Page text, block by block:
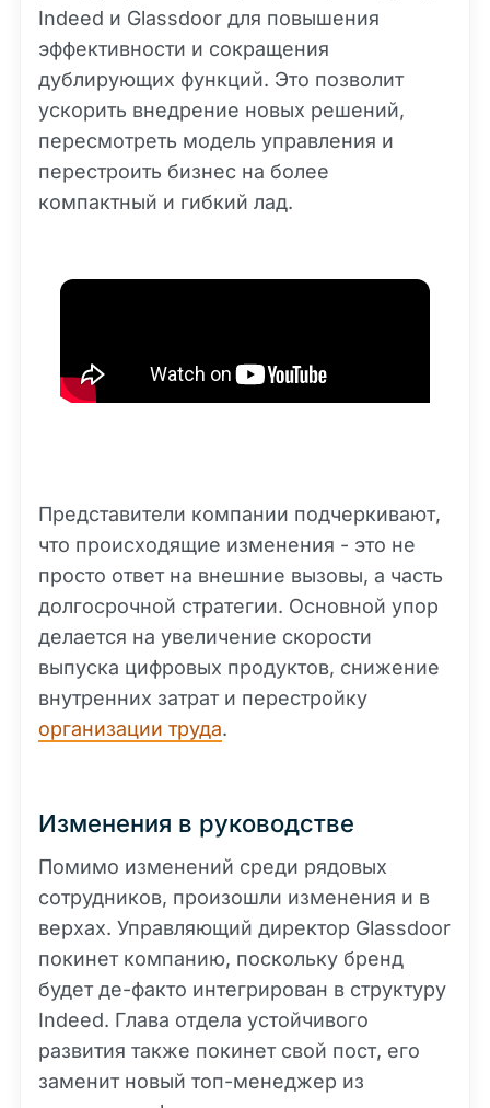
Indeed и Glassdoor для повышения
эффективности и сокращения
дублирующих функций. Это позволит
ускорить внедрение новых решений,
пересмотреть модель управления и
перестроить бизнес на более
компактный и гибкий лад.
Представители компании подчеркивают,
что происходящие изменения - это не
просто ответ на внешние вызовы, а часть
долгосрочной стратегии. Основной упор
делается на увеличение скорости
выпуска цифровых продуктов, снижение
внутренних затрат и перестройку
организации труда.
Изменения в руководстве
Помимо изменений среди рядовых
сотрудников, произошли изменения и в
верхах. Управляющий директор Glassdoor
покинет компанию, поскольку бренд
будет де-факто интегрирован в структуру
Indeed. Глава отдела устойчивого
развития также покинет свой пост, его
заменит новый топ-менеджер из